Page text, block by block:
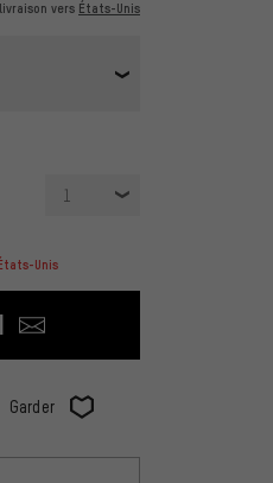
vers États-Unis
1
Unis
Garder